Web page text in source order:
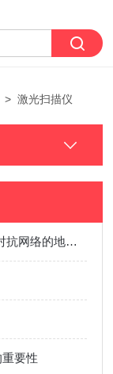
> 激光扫描仪
电阻层析成像模块应用案例-基于生成对抗网络的地铁盾构超前探测方法研究
要性